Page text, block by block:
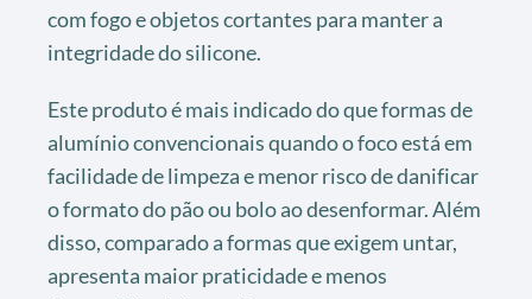
com fogo e objetos cortantes para manter a
integridade do silicone.
Este produto é mais indicado do que formas de
alumínio convencionais quando o foco está em
facilidade de limpeza e menor risco de danificar
o formato do pão ou bolo ao desenformar. Além
disso, comparado a formas que exigem untar,
apresenta maior praticidade e menos